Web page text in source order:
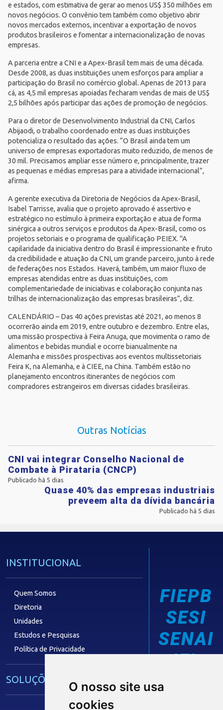
O nosso site usa
cookies
e estados, com estimativa de gerar ao menos US$ 350 milhões em
novos negócios. O convênio tem também como objetivo abrir
novos mercados externos, incentivar a exportação de novos
produtos brasileiros e fomentar a internacionalização de novas
empresas.
A parceria entre a CNI e a Apex-Brasil tem mais de uma década.
Desde 2008, as duas instituições unem esforços para ampliar a
participação do Brasil no comércio global. Apenas de 2013 para
cá, as 4,5 mil empresas apoiadas fecharam vendas de mais de US$
2,5 bilhões após participar das ações de promoção de negócios.
Para o diretor de Desenvolvimento Industrial da CNI, Carlos
Abijaodi, o trabalho coordenado entre as duas instituições
potencializa o resultado das ações. “O Brasil ainda tem um
universo de empresas exportadoras muito reduzido, de menos de
30 mil. Precisamos ampliar esse número e, principalmente, trazer
as pequenas e médias empresas para a atividade internacional”,
afirma.
A gerente executiva da Diretoria de Negócios da Apex-Brasil,
Isabel Tarrisse, avalia que o projeto aprovado é assertivo e
estratégico no estímulo à primeira exportação e atua de forma
sinérgica a outros serviços e produtos da Apex-Brasil, como os
projetos setoriais e o programa de qualificação PEIEX. "A
capilaridade da iniciativa dentro do Brasil é impressionante e fruto
da credibilidade e atuação da CNI, um grande parceiro, junto à rede
de federações nos Estados. Haverá, também, um maior fluxo de
empresas atendidas entre as duas instituições, com
complementariedade de iniciativas e colaboração conjunta nas
trilhas de internacionalização das empresas brasileiras”, diz.
CALENDÁRIO – Das 40 ações previstas até 2021, ao menos 8
ocorrerão ainda em 2019, entre outubro e dezembro. Entre elas,
uma missão prospectiva à Feira Anuga, que movimenta o ramo de
alimentos e bebidas mundial e ocorre bianualmente na
Alemanha e missões prospectivas aos eventos multissetoriais
Feira K, na Alemanha, e à CIEE, na China. Também estão no
planejamento encontros itinerantes de negócios com
compradores estrangeiros em diversas cidades brasileiras.
Outras Notícias
CNI vai integrar Conselho Nacional de
Combate à Pirataria (CNCP)
Publicado há 5 dias
Quase 40% das empresas industriais
preveem alta da dívida bancária
Publicado há 5 dias
INSTITUCIONAL
Quem Somos
Diretoria
Unidades
Estudos e Pesquisas
Política de Privacidade
SOLUÇÕES E SERVIÇOS
FIEPB
SESI
SENAI
IEL